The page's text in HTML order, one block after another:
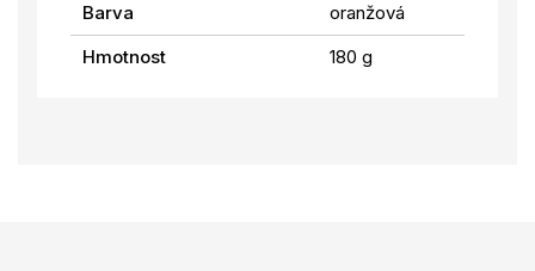
Barva
oranžová
Hmotnost
180 g